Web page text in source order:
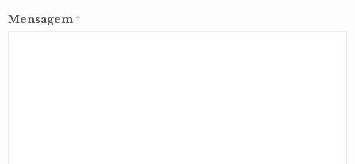
Mensagem *